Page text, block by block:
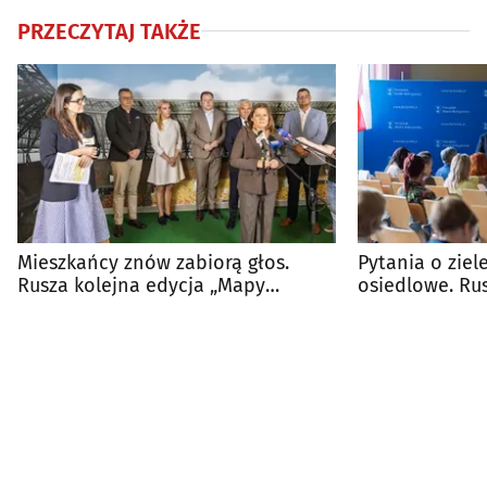
PRZECZYTAJ TAKŻE
Mieszkańcy znów zabiorą głos.
Rusza kolejna edycja „Mapy
Pytania o
osiedlowe.